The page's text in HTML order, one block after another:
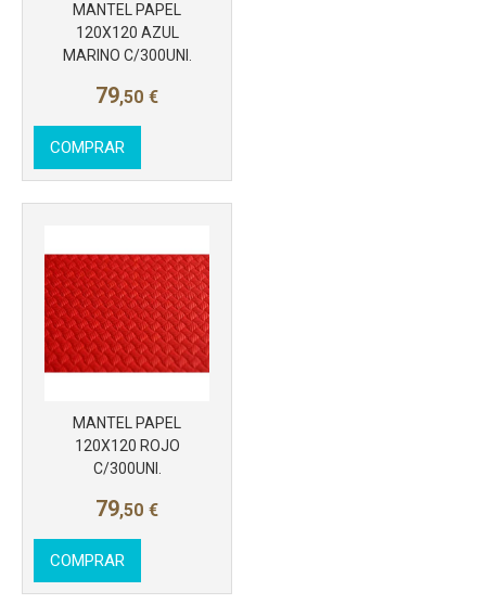
MANTEL PAPEL
120X120 AZUL
MARINO C/300UNI.
79,50 €
COMPRAR
MANTEL PAPEL
120X120 ROJO
C/300UNI.
79,50 €
COMPRAR